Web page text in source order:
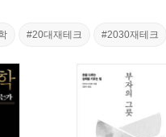
#20대재테크 #2030재테크